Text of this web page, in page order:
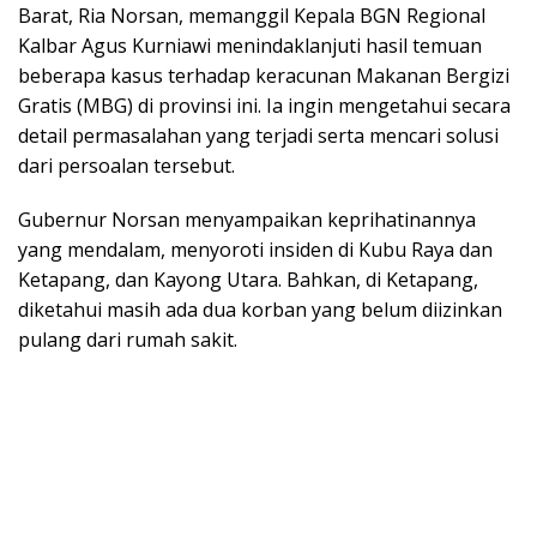
Barat, Ria Norsan, memanggil Kepala BGN Regional
Kalbar Agus Kurniawi menindaklanjuti hasil temuan
beberapa kasus terhadap keracunan Makanan Bergizi
Gratis (MBG) di provinsi ini. Ia ingin mengetahui secara
detail permasalahan yang terjadi serta mencari solusi
dari persoalan tersebut.
Gubernur Norsan menyampaikan keprihatinannya
yang mendalam, menyoroti insiden di Kubu Raya dan
Ketapang, dan Kayong Utara. Bahkan, di Ketapang,
diketahui masih ada dua korban yang belum diizinkan
pulang dari rumah sakit.